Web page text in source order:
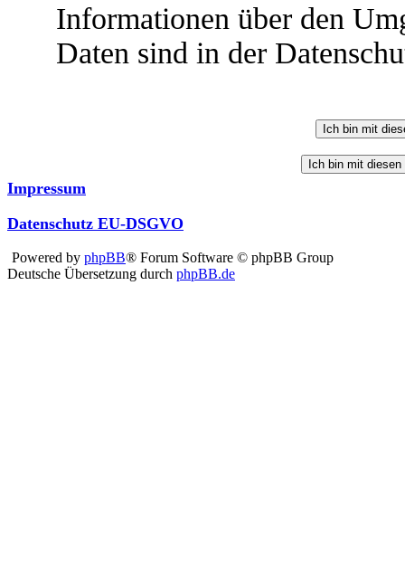
Informationen über den
Daten sind in der
Impressum
Datenschutz EU-DSGVO
Powered by phpBB® Forum Software © phpBB Group
Deutsche Übersetzung durch phpBB.de